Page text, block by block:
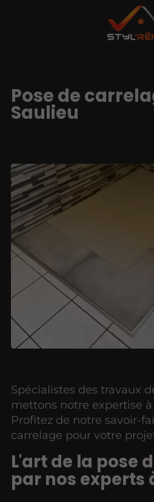
Pose de
Saulieu
Spécialistes des travaux
mettons notre expertise
Profitez de notre savoir-
carrelage pour votre
L'art de la pose
par nos experts